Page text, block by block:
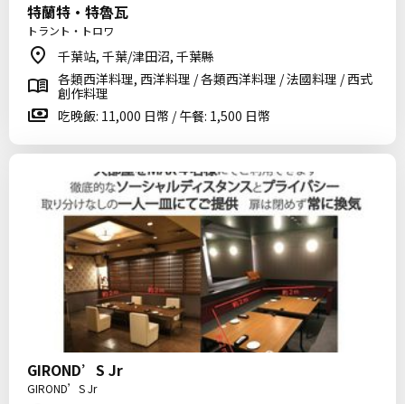
特蘭特·特魯瓦
トラント・トロワ
千葉站, 千葉/津田沼, 千葉縣
各類西洋料理, 西洋料理 / 各類西洋料理 / 法國料理 / 西式
創作料理
吃晚飯: 11,000 日幣 / 午餐: 1,500 日幣
GIROND’S Jr
GIROND’S Jr